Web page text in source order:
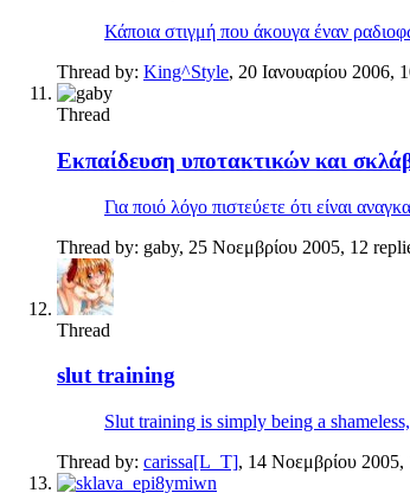
Κάποια στιγμή που άκουγα έναν
Thread by: King^Style, 20 Ιανουαρίου 2006,
Thread
Εκπαίδευση υποτακτικών και
Για ποιό λόγο πιστεύετε ότι είναι
Thread by: gaby, 25 Νοεμβρίου 2005, 12
Thread
slut training
Slut training is simply being a
Thread by: carissa[L_T], 14 Νοεμβρίου 2005,